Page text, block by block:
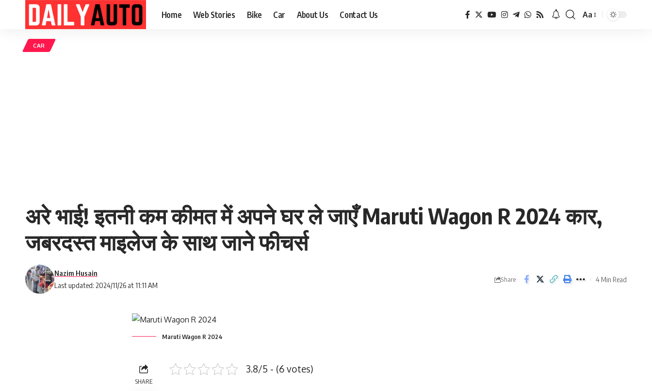
Home Web Stories Bike Car About Us Contact Us
Font
Aa
CAR
अरे भाई! इतनी कम कीमत में अपने घर ले जाएँ Maruti Wagon R 2024 कार,
जबरदस्त माइलेज के साथ जाने फीचर्स
Last updated: 2024/11/26 at 11:11 AM
Nazim Husain
Share 4 Min Read
Maruti Wagon R 2024
SHARE
3.8/5 - (6 votes)